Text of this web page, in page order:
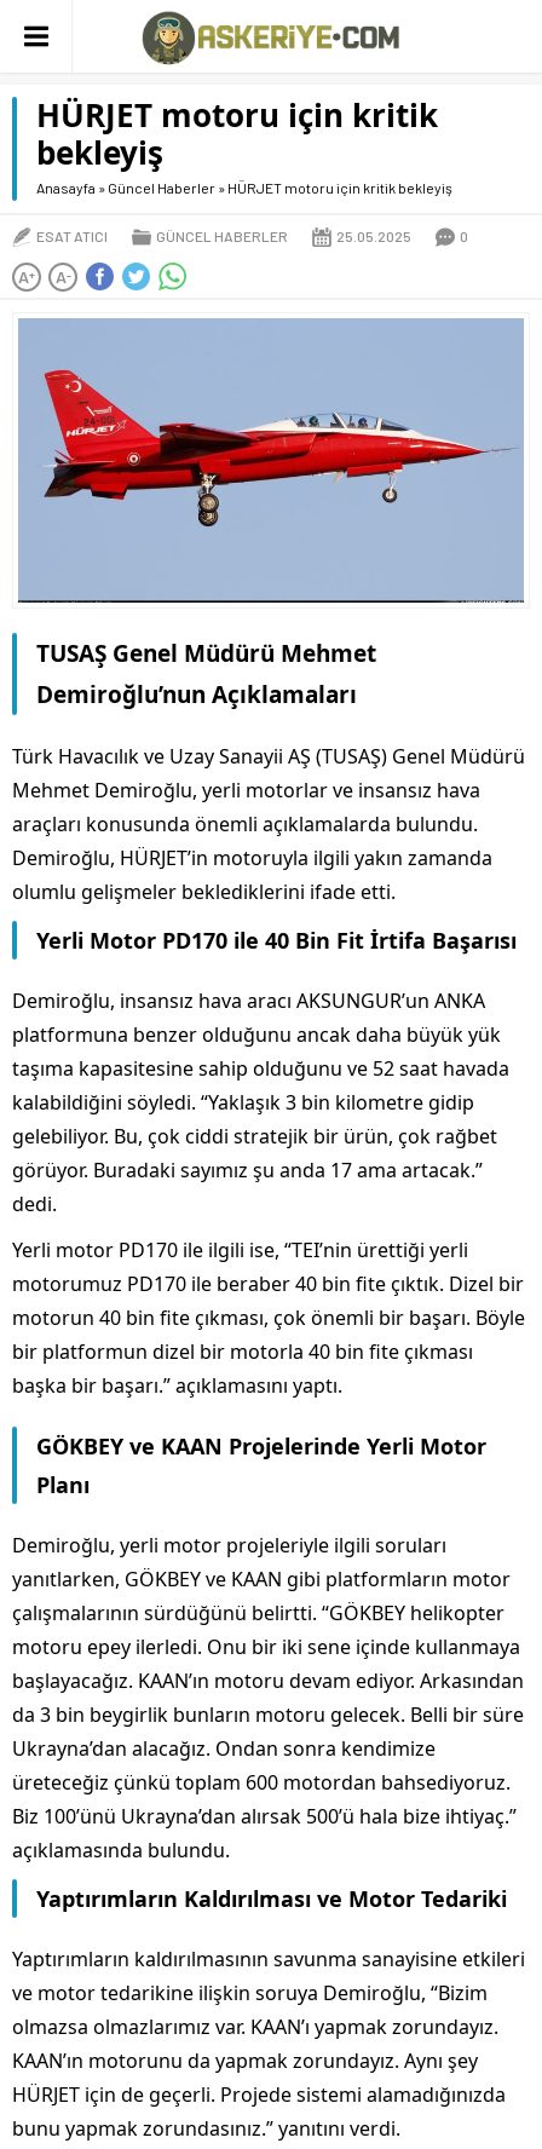
HÜRJET motoru için kritik
bekleyiş
Anasayfa » Güncel Haberler » HÜRJET motoru için kritik bekleyiş
ESAT ATICI GÜNCEL HABERLER 25.05.2025 0
A+ A-
TUSAŞ Genel Müdürü Mehmet
Demiroğlu’nun Açıklamaları
Türk Havacılık ve Uzay Sanayii AŞ (TUSAŞ) Genel Müdürü
Mehmet Demiroğlu, yerli motorlar ve insansız hava
araçları konusunda önemli açıklamalarda bulundu.
Demiroğlu, HÜRJET’in motoruyla ilgili yakın zamanda
olumlu gelişmeler beklediklerini ifade etti.
Yerli Motor PD170 ile 40 Bin Fit İrtifa Başarısı
Demiroğlu, insansız hava aracı AKSUNGUR’un ANKA
platformuna benzer olduğunu ancak daha büyük yük
taşıma kapasitesine sahip olduğunu ve 52 saat havada
kalabildiğini söyledi. “Yaklaşık 3 bin kilometre gidip
gelebiliyor. Bu, çok ciddi stratejik bir ürün, çok rağbet
görüyor. Buradaki sayımız şu anda 17 ama artacak.”
dedi.
Yerli motor PD170 ile ilgili ise, “TEI’nin ürettiği yerli
motorumuz PD170 ile beraber 40 bin fite çıktık. Dizel bir
motorun 40 bin fite çıkması, çok önemli bir başarı. Böyle
bir platformun dizel bir motorla 40 bin fite çıkması
başka bir başarı.” açıklamasını yaptı.
GÖKBEY ve KAAN Projelerinde Yerli Motor
Planı
Demiroğlu, yerli motor projeleriyle ilgili soruları
yanıtlarken, GÖKBEY ve KAAN gibi platformların motor
çalışmalarının sürdüğünü belirtti. “GÖKBEY helikopter
motoru epey ilerledi. Onu bir iki sene içinde kullanmaya
başlayacağız. KAAN’ın motoru devam ediyor. Arkasından
da 3 bin beygirlik bunların motoru gelecek. Belli bir süre
Ukrayna’dan alacağız. Ondan sonra kendimize
üreteceğiz çünkü toplam 600 motordan bahsediyoruz.
Biz 100’ünü Ukrayna’dan alırsak 500’ü hala bize ihtiyaç.”
açıklamasında bulundu.
Yaptırımların Kaldırılması ve Motor Tedariki
Yaptırımların kaldırılmasının savunma sanayisine etkileri
ve motor tedarikine ilişkin soruya Demiroğlu, “Bizim
olmazsa olmazlarımız var. KAAN’ı yapmak zorundayız.
KAAN’ın motorunu da yapmak zorundayız. Aynı şey
HÜRJET için de geçerli. Projede sistemi alamadığınızda
bunu yapmak zorundasınız.” yanıtını verdi.